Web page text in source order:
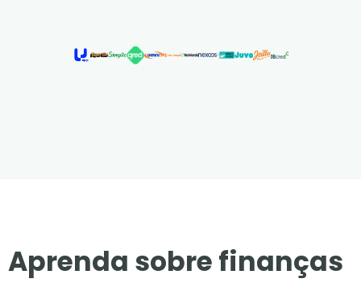
Aprenda sobre finanças